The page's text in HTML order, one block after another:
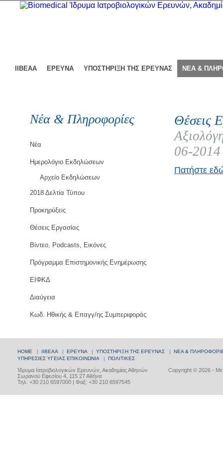
ΙΙΒΕΑΑ ΕΡΕΥΝΑ ΥΠΟΣΤΗΡΙΞΗ ΤΗΣ ΕΡΕΥΝΑΣ ΝΕΑ &
Νέα & Πληροφορίες
Νέα
Ημερολόγιο Εκδηλώσεων
Αρχείο Εκδηλώσεων
2018 Δελτία Τύπου
Προκηρύξεις
Θέσεις Εργασίας
Βίντεο, Podcasts, Εικόνες
Πρόγραμμα Επιστημονικής Ενημέρωσης
ΕΙΦΚΔ
Διαύγεια
Κωδ. Ηθικής & Επαγγ/ης Συμπεριφοράς
Θέσεις
06-2014
Πατήστε
HOME | ΙΙΒΕΑΑ | ΕΡΕΥΝΑ | ΥΠΟΣΤΗΡΙΞΗ ΤΗΣ ΕΡΕΥΝΑΣ | ΝΕΑ &
ΥΠΗΡΕΣΙΕΣ ΥΓΕΙΑΣ ΕΠΙΚΟΙΝΩΝΙΑ | ΠΟΛΙΤΙΚΕΣ
Copyright © 2026 - Με
Ίδρυμα Ιατροβιολογικών Ερευνών, Ακαδημίας Αθηνών
Σωρανού Εφεσίου 4, 115 27 Αθήνα
Τηλ: +30 210 6597000 | Φαξ: +30 210 6597545